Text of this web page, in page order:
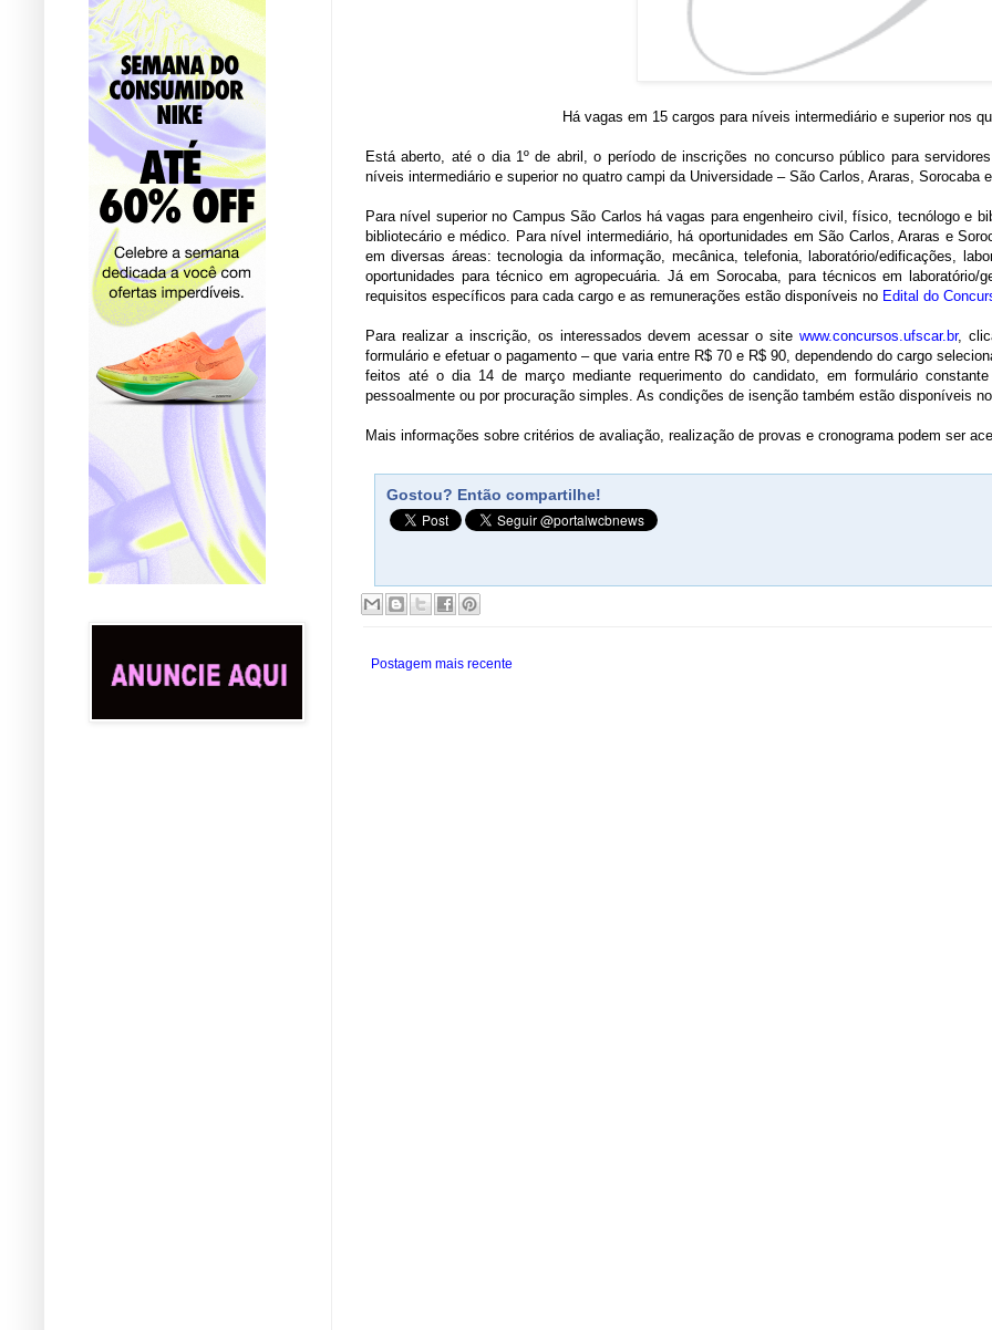
Há vagas em 15 cargos para níveis intermediário e superior nos
Está aberto, até o dia 1º de abril, o período de inscrições no concurso público para
níveis intermediário e superior no quatro campi da Universidade – São Carlos, Araras, Sorocaba
Para nível superior no Campus São Carlos há vagas para engenheiro civil, físico, tecnólogo e
bibliotecário e médico. Para nível intermediário, há oportunidades em São Carlos, Araras e
em diversas áreas: tecnologia da informação, mecânica, telefonia, laboratório/edificações,
oportunidades para técnico em agropecuária. Já em Sorocaba, para técnicos em laboratório/
requisitos específicos para cada cargo e as remunerações estão disponíveis no Edital do
Para realizar a inscrição, os interessados devem acessar o site www.concursos.ufscar.br,
formulário e efetuar o pagamento – que varia entre R$ 70 e R$ 90, dependendo do cargo
feitos até o dia 14 de março mediante requerimento do candidato, em formulário
pessoalmente ou por procuração simples. As condições de isenção também estão disponíveis no
Mais informações sobre critérios de avaliação, realização de provas e cronograma podem ser
Gostou? Então compartilhe!
Postagem mais recente